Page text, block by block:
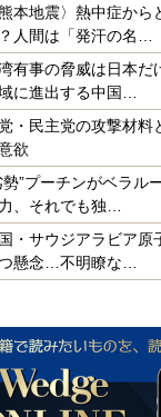
々と伐採していったか
熊本地震〉熱中症から
人間は「発汗の名…
有事の脅威は日本だ
に進出する中国…
・民主党の攻撃材料
欲
勢”プーチンがベラル
、それでも独…
・サウジアラビア原
懸念…不明瞭な…